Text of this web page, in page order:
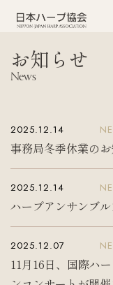
お知らせ
News
2025.12.14
事務局冬季休業の
2025.12.14
ハープアンサンブ
2025.12.07
11月16日、国際ハ